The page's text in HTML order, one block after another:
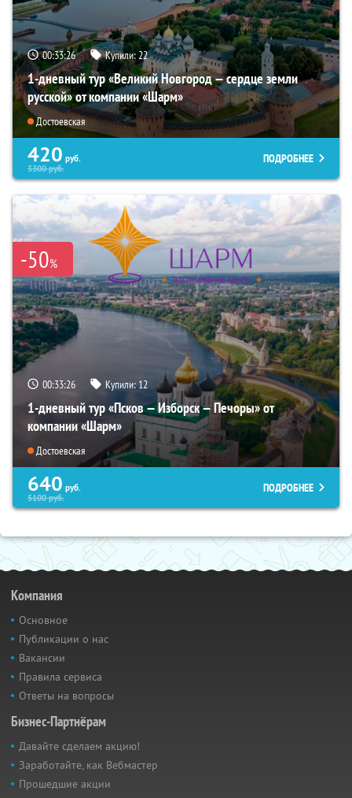
00:33:24 Купили:22
1-дневный тур «Великий Новгород — сердце земли
русской» от компании «Шарм»
Достоевская
420 руб.
3300руб.
ПОДРОБНЕЕ
-50%
00:33:24 Купили:12
1-дневный тур «Псков — Изборск — Печоры» от
компании «Шарм»
Достоевская
640 руб.
5100руб.
ПОДРОБНЕЕ
Компания
Основное
Публикации о нас
Вакансии
Правила сервиса
Ответы на вопросы
Бизнес-Партнёрам
Давайте сделаем акцию!
Заработайте, как Вебмастер
Прошедшие акции